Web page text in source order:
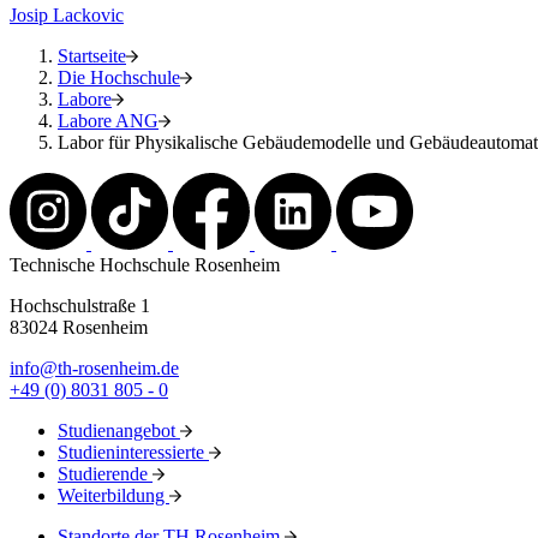
Josip Lackovic
Startseite
Die Hochschule
Labore
Labore ANG
Labor für Physikalische Gebäudemodelle und
Technische Hochschule Rosenheim
Hochschulstraße 1
83024 Rosenheim
info@th-rosenheim.de
+49 (0) 8031 805 - 0
Studienangebot
Studieninteressierte
Studierende
Weiterbildung